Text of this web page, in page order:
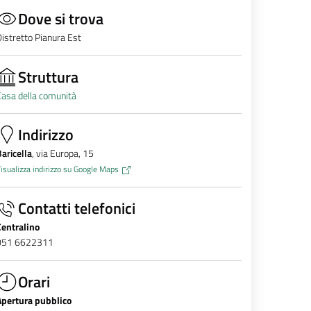
Dove si trova
Pianura Est
Struttura
della comunità
Indirizzo
, via Europa, 15
indirizzo su Google Maps
Contatti telefonici
6622311
Orari
pubblico